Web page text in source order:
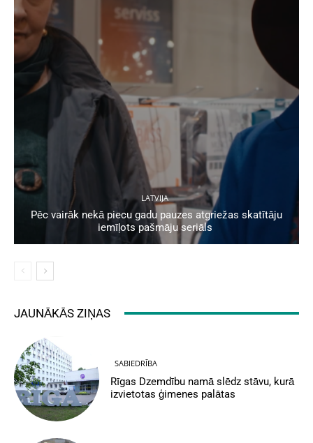
LATVIJA
Pēc vairāk nekā piecu gadu pauzes atgriežas skatītāju
iemīļots pašmāju seriāls
JAUNĀKĀS ZIŅAS
SABIEDRĪBA
Rīgas Dzemdību namā slēdz stāvu, kurā
izvietotas ģimenes palātas